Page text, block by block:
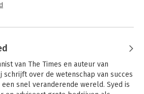
van The Times en auteur van
over de wetenschap van succes
snel veranderende wereld. Syed is